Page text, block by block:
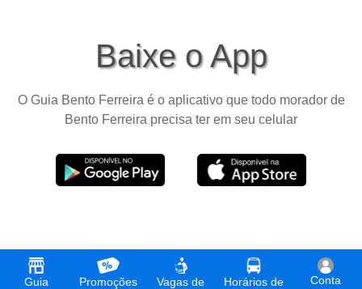
Guia Promoções Vagas de Horários de Conta
Baixe o App
O Guia Bento Ferreira é o aplicativo que todo morador de
Bento Ferreira precisa ter em seu celular